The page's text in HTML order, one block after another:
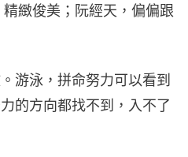
緻俊美；阮經天，偏偏跟
游泳，拼命努力可以看到
的方向都找不到，入不了